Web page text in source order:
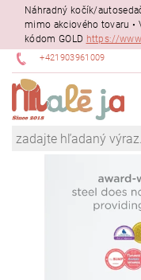
Náhradný kočík/
mimo akciového tovaru •
kódom GOLD https://
+421903961009